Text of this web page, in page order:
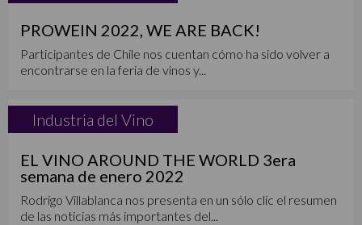
PROWEIN 2022, WE ARE BACK!
Participantes de Chile nos cuentan cómo ha sido volver a
encontrarse en la feria de vinos y...
Industria del Vino
EL VINO AROUND THE WORLD 3era
semana de enero 2022
Rodrigo Villablanca nos presenta en un sólo clic el resumen
de las noticias más importantes del...